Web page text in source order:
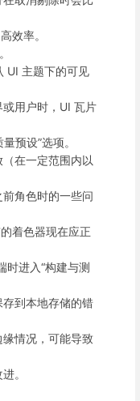
效率。
。
UI 主题下的可见
用户时，UI 瓦片
预设”选项。
在一定范围内以
角色时的一些问
着色器现在应正
时进入“构建与测
到本地存储的错
情况，可能导致
。